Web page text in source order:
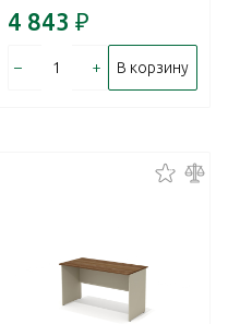
4 843 ₽
– + В корзину